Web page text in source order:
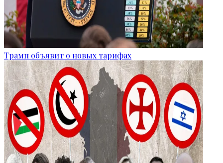
Трамп объявит о новых тарифах